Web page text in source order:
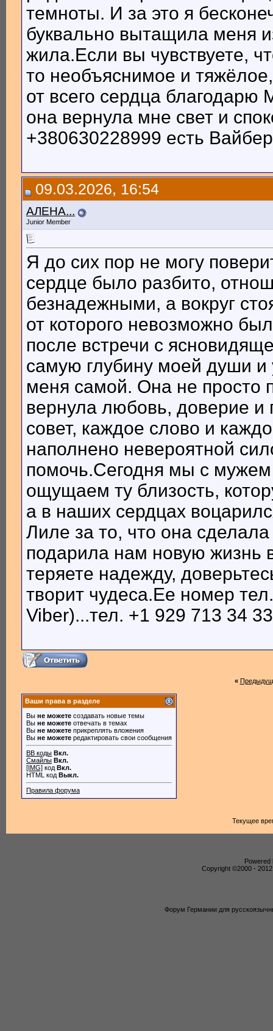
темноты. И за это я
буквально вытащила меня
жила.Если вы чувствуете,
то необъяснимое и
от всего сердца благодарю
она вернула мне свет и
+380630228999 есть
09.03.2026, 16:54
АЛЕНА...
Junior Member
Я до сих пор не могу
сердце было разбито,
безнадежными, а вокруг
от которого невозможно
после встречи с
самую глубину моей души и
меня самой. Она не просто
вернула любовь, доверие
совет, каждое слово и
наполнено невероятной
помочь.Сегодня мы с
ощущаем ту близость,
а в наших сердцах
Лиле за то, что она
подарила нам новую жизнь
теряете надежду,
творит чудеса.Ее номер
Viber)...тел. +1 929 713 34
«
Ваши права в разделе
Вы не можете создавать новые темы
Вы не можете отвечать в темах
Вы не можете прикреплять вложения
Вы не можете редактировать свои сообщения
BB коды Вкл.
Смайлы Вкл.
[IMG] код Вкл.
HTML код Выкл.
Правила форума
Текущее
Powered
Copyright ©2000 -
Форум Германии для